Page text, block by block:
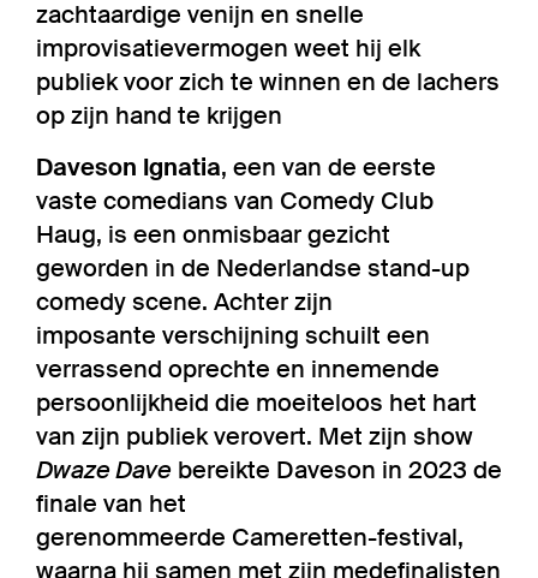
zachtaardige venijn en snelle
improvisatievermogen weet hij elk
publiek voor zich te winnen en de lachers
op zijn hand te krijgen
Daveson Ignatia, een van de eerste
vaste comedians van Comedy Club
Haug, is een onmisbaar gezicht
geworden in de Nederlandse stand-up
comedy scene. Achter zijn
imposante verschijning schuilt een
verrassend oprechte en innemende
persoonlijkheid die moeiteloos het hart
van zijn publiek verovert. Met zijn show
Dwaze Dave bereikte Daveson in 2023 de
finale van het
gerenommeerde Cameretten-festival,
waarna hij samen met zijn medefinalisten